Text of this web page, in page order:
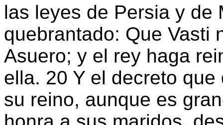
las leyes de Persia y de
quebrantado: Que Vasti
Asuero; y el rey haga
ella. 20 Y el decreto
su reino, aunque es